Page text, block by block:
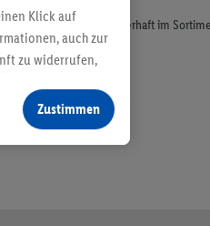
sind nicht alle dauerhaft im
Klick auf
auch zur
zu widerrufen,
Zustimmen